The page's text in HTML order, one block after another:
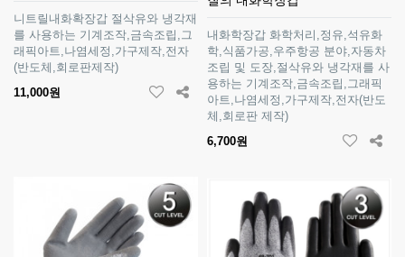
니트릴내화확장갑 절삭유와 냉각재
를 사용하는 기계조작,금속조립,그
래픽아트,나염세정,가구제작,전자
(반도체,회로판제작)
11,000원
내화학장갑 화학처리,정유,석유화
학,식품가공,우주항공 분야,자동차
조립 및 도장,절삭유와 냉각재를 사
용하는 기계조작,금속조립,그래픽
아트,나염세정,가구제작,전자(반도
체,회로판 제작)
6,700원